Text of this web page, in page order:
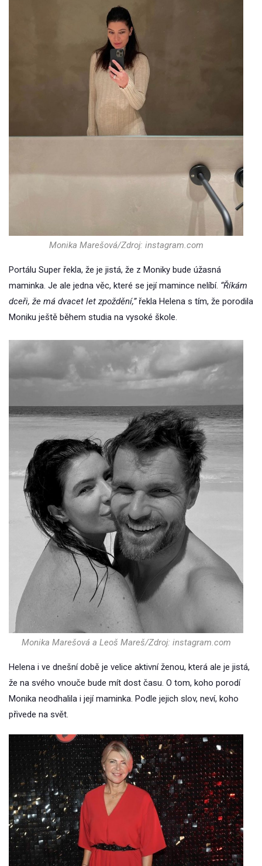
Monika Marešová/Zdroj: instagram.com
Portálu Super řekla, že je jistá, že z Moniky bude úžasná
maminka. Je ale jedna věc, které se její mamince nelíbí. “Říkám
dceři, že má dvacet let zpoždění,”řekla Helena s tím, že porodila
Moniku ještě během studia na vysoké škole.
Monika Marešová a Leoš Mareš/Zdroj: instagram.com
Helena i ve dnešní době je velice aktivní ženou, která ale je jistá,
že na svého vnouče bude mít dost času. O tom, koho porodí
Monika neodhalila i její maminka. Podle jejich slov, neví, koho
přivede na svět.